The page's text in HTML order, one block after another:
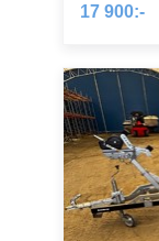
17 900:-